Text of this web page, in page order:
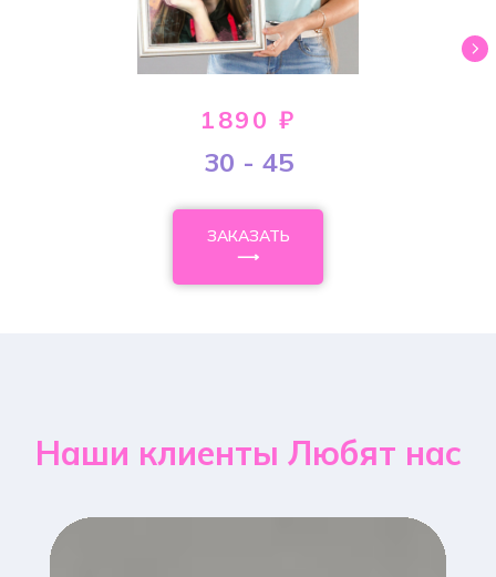
1890 ₽
30 - 45
ЗАКАЗАТЬ
⟶
Наши клиенты Любят нас